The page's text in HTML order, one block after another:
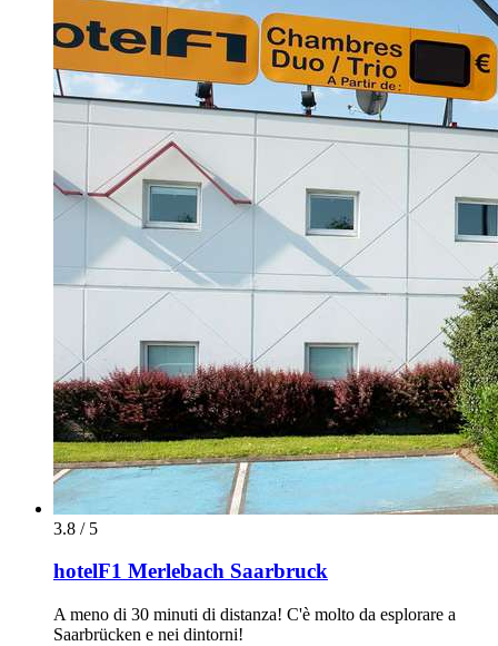
3.8 / 5
hotelF1 Merlebach Saarbruck
A meno di 30 minuti di distanza! C'è molto da esplorare a
Saarbrücken e nei dintorni!